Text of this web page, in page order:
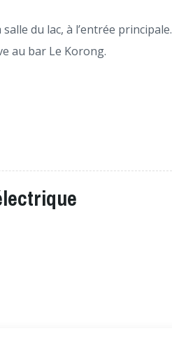
du lac, à l’entrée principale.
au bar Le Korong.